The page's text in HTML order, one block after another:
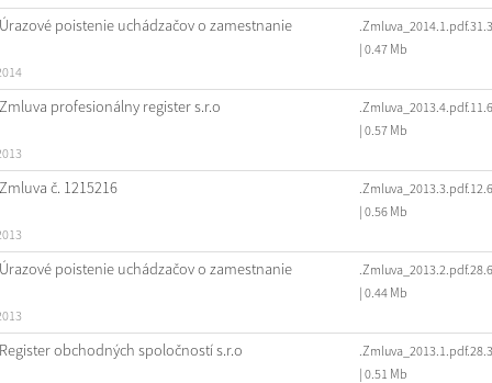
Úrazové poistenie uchádzačov o zamestnanie
| 0.47 Mb
Zmluva profesionálny register s.r.o
| 0.57 Mb
Zmluva č. 1215216
| 0.56 Mb
Úrazové poistenie uchádzačov o zamestnanie
| 0.44 Mb
Register obchodných spoločností s.r.o
| 0.51 Mb